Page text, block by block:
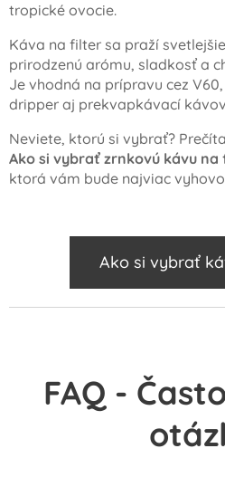
tropické ovocie.
Káva na filter sa praží
prirodzenú arómu, sladkosť a
Je vhodná na prípravu cez V60,
dripper aj prekvapkávací
Neviete, ktorú si vybrať?
Ako si vybrať zrnkovú kávu
ktorá vám bude najviac
Ako si vybrať
FAQ -